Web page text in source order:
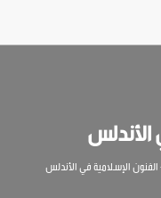
الأندلس
الفنون الإسلامية في الأندلس